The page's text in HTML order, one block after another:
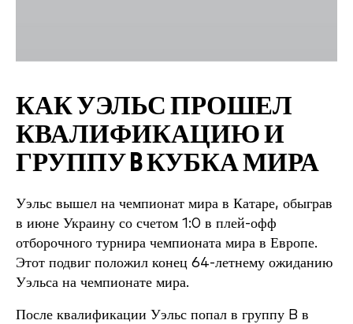
КАК УЭЛЬС ПРОШЕЛ
КВАЛИФИКАЦИЮ И
ГРУППУ B КУБКА МИРА
Уэльс вышел на чемпионат мира в Катаре, обыграв
в июне Украину со счетом 1:0 в плей-офф
отборочного турнира чемпионата мира в Европе.
Этот подвиг положил конец 64-летнему ожиданию
Уэльса на чемпионате мира.
После квалификации Уэльс попал в группу B в